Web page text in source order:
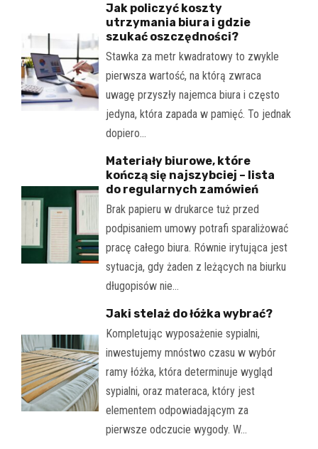
Jak policzyć koszty
utrzymania biura i gdzie
szukać oszczędności?
Stawka za metr kwadratowy to zwykle
pierwsza wartość, na którą zwraca
uwagę przyszły najemca biura i często
jedyna, która zapada w pamięć. To jednak
dopiero…
Materiały biurowe, które
kończą się najszybciej – lista
do regularnych zamówień
Brak papieru w drukarce tuż przed
podpisaniem umowy potrafi sparaliżować
pracę całego biura. Równie irytująca jest
sytuacja, gdy żaden z leżących na biurku
długopisów nie…
Jaki stelaż do łóżka wybrać?
Kompletując wyposażenie sypialni,
inwestujemy mnóstwo czasu w wybór
ramy łóżka, która determinuje wygląd
sypialni, oraz materaca, który jest
elementem odpowiadającym za
pierwsze odczucie wygody. W…